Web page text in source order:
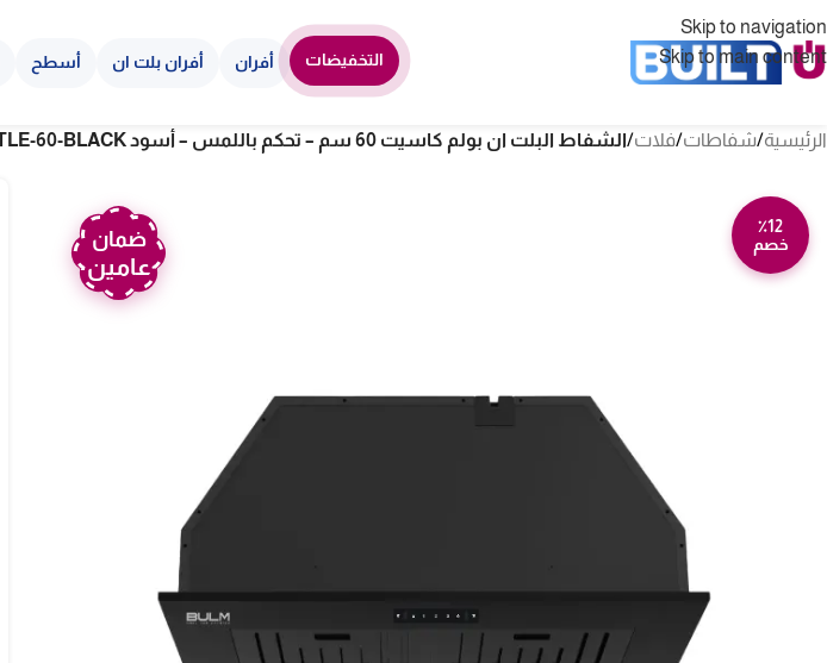
Skip to navigation
Skip to main content
التخفيضات أفران أفران بلت ان أسطح
الرئيسية/شفاطات/فلات/الشفاط البلت ان بولم كاسيت 60 سم – تحكم باللمس – أسود BEETLE-60-BLACK
٪12
خصم
ضمان
عامين